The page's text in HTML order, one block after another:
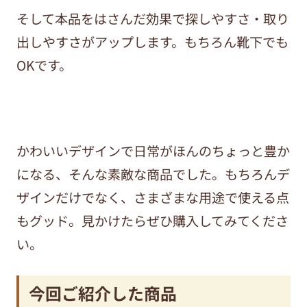
そして本品をはさんだ効果で探しやすさ・取り
出しやすさがアップします。 もちろん靴下でも
OKです。
かわいいデザインで日常がほんのちょっと豊か
になる、そんな素敵な商品でした。もちろんデ
ザインだけでなく、さまざまな用途で使える点
もグッド。見かけたらぜひ購入してみてくださ
い。
今回ご紹介した商品